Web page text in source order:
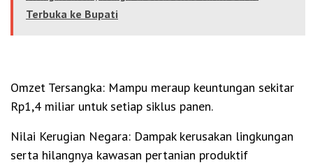
Terbuka ke Bupati
Omzet Tersangka: Mampu meraup keuntungan sekitar
Rp1,4 miliar untuk setiap siklus panen.
Nilai Kerugian Negara: Dampak kerusakan lingkungan
serta hilangnya kawasan pertanian produktif